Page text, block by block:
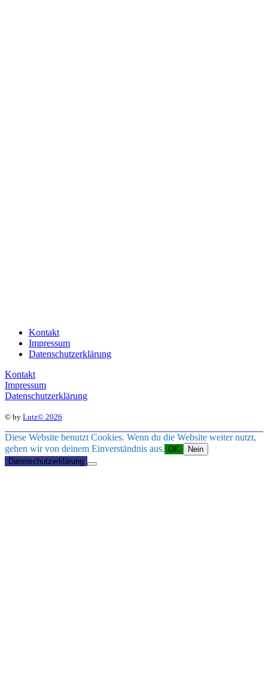
Kontakt
Impressum
Datenschutzerklärung
Kontakt
Impressum
Datenschutzerklärung
© by Lutz© 2026
Diese Website benutzt Cookies. Wenn du die Website weiter nutzt,
gehen wir von deinem Einverständnis aus. OK
Nein
Datenschutzerklärung